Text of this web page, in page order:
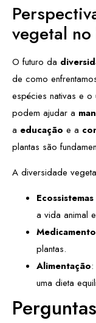
vegetal
O futuro da
de como
espécies nativas e
podem ajudar a
a educação e a
plantas são
A diversidade
a vida animal
plantas.
Alimentação
uma dieta